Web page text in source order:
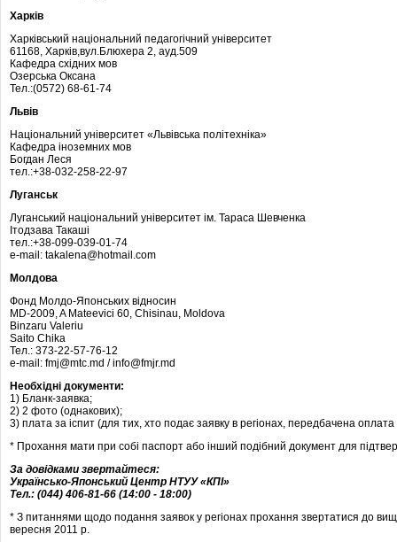
Харків
Харківський національний педагогічний університет
61168, Харків,вул.Блюхера 2, ауд.509
Кафедра східних мов
Озерська Оксана
Тел.:(0572) 68-61-74
Львів
Національний університет «Львівська політехніка»
Кафедра іноземних мов
Богдан Леся
тел.:+38-032-258-22-97
Луганськ
Луганський національний університет ім. Тараса Шевченка
Ітодзава Такаші
тел.:+38-099-039-01-74
e-mail: takalena@hotmail.com
Молдова
Фонд Молдо-Японських відносин
MD-2009, A Mateevici 60, Chisinau, Moldova
Binzaru Valeriu
Saito Chika
Тел.: 373-22-57-76-12
e-mail: fmj@mtc.md / info@fmjr.md
Необхідні документи:
1) Бланк-заявка;
2) 2 фото (однакових);
3) плата за іспит (для тих, хто подає заявку в регіонах, передбачена оплата
* Прохання мати при собі паспорт або інший подібний документ для
За довідками звертайтеся:
Українсько-Японський Центр НТУУ «КПІ»
Тел.: (044) 406-81-66 (14:00 - 18:00)
* З питаннями щодо подання заявок у регіонах прохання звертатися до
вересня 2011 р.